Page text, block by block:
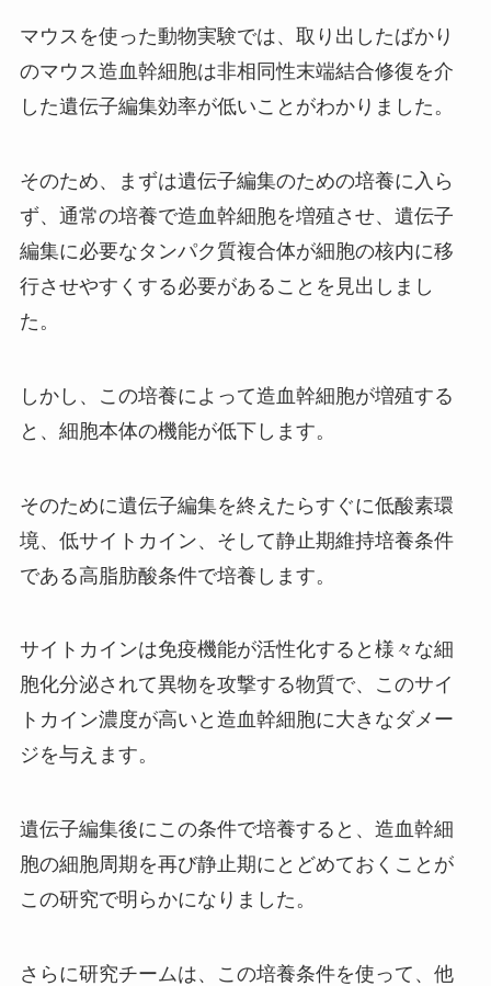
マウスを使った動物実験では、取り出したばかり
のマウス造血幹細胞は非相同性末端結合修復を介
した遺伝子編集効率が低いことがわかりました。
そのため、まずは遺伝子編集のための培養に入ら
ず、通常の培養で造血幹細胞を増殖させ、遺伝子
編集に必要なタンパク質複合体が細胞の核内に移
行させやすくする必要があることを見出しまし
た。
しかし、この培養によって造血幹細胞が増殖する
と、細胞本体の機能が低下します。
そのために遺伝子編集を終えたらすぐに低酸素環
境、低サイトカイン、そして静止期維持培養条件
である高脂肪酸条件で培養します。
サイトカインは免疫機能が活性化すると様々な細
胞化分泌されて異物を攻撃する物質で、このサイ
トカイン濃度が高いと造血幹細胞に大きなダメー
ジを与えます。
遺伝子編集後にこの条件で培養すると、造血幹細
胞の細胞周期を再び静止期にとどめておくことが
この研究で明らかになりました。
さらに研究チームは、この培養条件を使って、他